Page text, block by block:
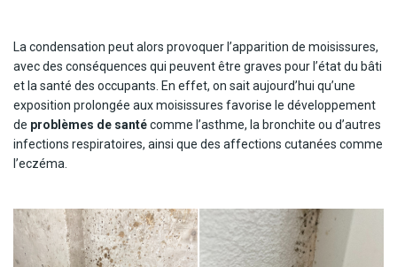
La condensation peut alors provoquer l’apparition de moisissures,
avec des conséquences qui peuvent être graves pour l’état du bâti
et la santé des occupants. En effet, on sait aujourd’hui qu’une
exposition prolongée aux moisissures favorise le développement
de problèmes de santécomme l’asthme, la bronchite ou d’autres
infections respiratoires, ainsi que des affections cutanées comme
l’eczéma.